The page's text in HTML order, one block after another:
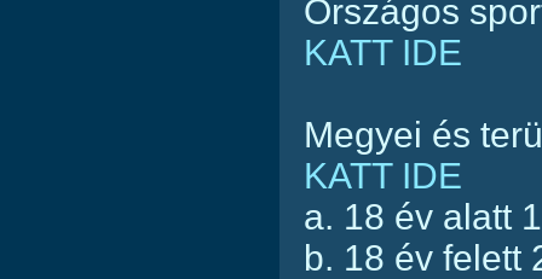
Országos
KATT IDE
Megyei és
KATT IDE
a. 18 év alatt
b. 18 év felett